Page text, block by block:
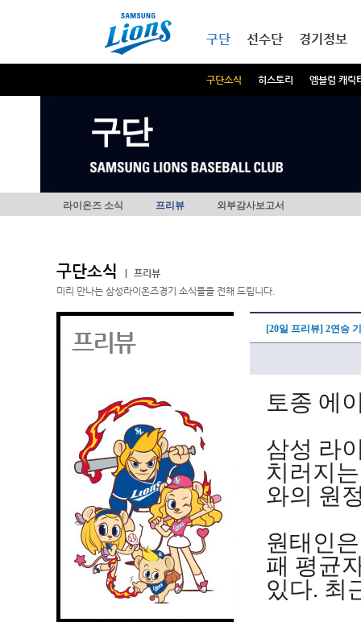
구단
구단소식 히스토리 엠블럼 캐릭
선수단 경기정보
구단
라이온즈 소식 프리뷰 외부감사보고서
구단소식
프리뷰
미리 만나는 삼성라이온즈경기 소식들을 전해 드립니다.
프리뷰 [20일 프리뷰] 2연승
토종 에
삼성 라
치러지
와의 원
원태인
패 평균
있다. 최